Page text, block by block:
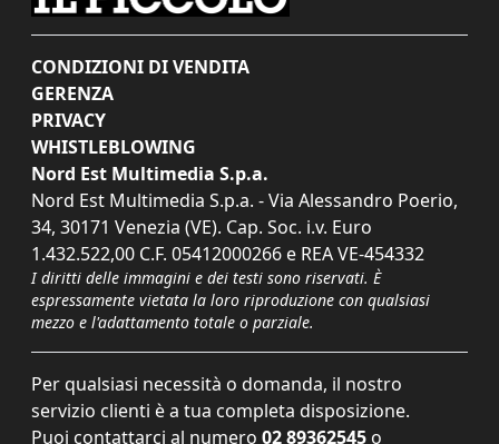
CONDIZIONI DI VENDITA
GERENZA
PRIVACY
WHISTLEBLOWING
Nord Est Multimedia S.p.a.
Nord Est Multimedia S.p.a. - Via Alessandro Poerio,
34, 30171 Venezia (VE). Cap. Soc. i.v. Euro
1.432.522,00 C.F. 05412000266 e REA VE-454332
I diritti delle immagini e dei testi sono riservati. È
espressamente vietata la loro riproduzione con qualsiasi
mezzo e l'adattamento totale o parziale.
Per qualsiasi necessità o domanda, il nostro
servizio clienti è a tua completa disposizione.
Puoi contattarci al numero 02 89362545 o